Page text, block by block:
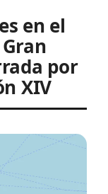
en el
por
XIV